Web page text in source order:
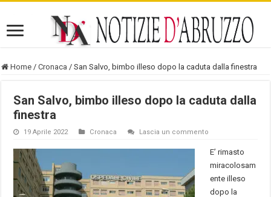
Home / Cronaca / San Salvo, bimbo illeso dopo la caduta dalla finestra
San Salvo, bimbo illeso dopo la caduta dalla
finestra
19 Aprile 2022 Cronaca Lascia un commento
E’ rimasto
miracolosam
ente illeso
dopo la